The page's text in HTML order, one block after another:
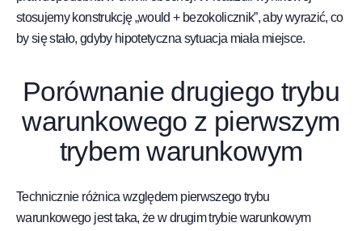
stosujemy konstrukcję „would + bezokolicznik”, aby wyrazić, co
by się stało, gdyby hipotetyczna sytuacja miała miejsce.
Porównanie drugiego trybu
warunkowego z pierwszym
trybem warunkowym
Technicznie różnica względem pierwszego trybu
warunkowego jest taka, że w drugim trybie warunkowym